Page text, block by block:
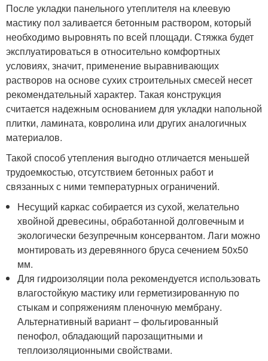
После укладки панельного утеплителя на клеевую
мастику пол заливается бетонным раствором, который
необходимо выровнять по всей площади. Стяжка будет
эксплуатироваться в относительно комфортных
условиях, значит, применение выравнивающих
растворов на основе сухих строительных смесей несет
рекомендательный характер. Такая конструкция
считается надежным основанием для укладки напольной
плитки, ламината, ковролина или других аналогичных
материалов.
Такой способ утепления выгодно отличается меньшей
трудоемкостью, отсутствием бетонных работ и
связанных с ними температурных ограничений.
Несущий каркас собирается из сухой, желательно
хвойной древесины, обработанной долговечным и
экологически безупречным консервантом. Лаги можно
монтировать из деревянного бруса сечением 50х50
мм.
Для гидроизоляции пола рекомендуется использовать
влагостойкую мастику или герметизированную по
стыкам и сопряжениям пленочную мембрану.
Альтернативный вариант – фольгированный
пенофол, обладающий парозащитными и
теплоизоляционными свойствами.